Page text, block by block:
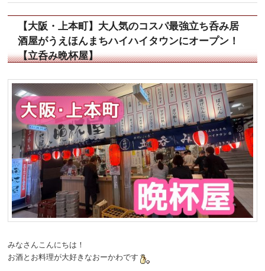
【大阪・上本町】大人気のコスパ最強立ち呑み居
酒屋がうえほんまちハイハイタウンにオープン！
【立呑み晩杯屋】
みなさんこんにちは！
お酒とお料理が大好きなおーかわです